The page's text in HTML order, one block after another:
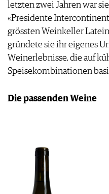
letzten zwei Jahren war
«Presidente
grössten Weinkeller
gründete sie ihr eigenes
Weinerlebnisse, die auf
Speisekombinationen
Die passenden Weine